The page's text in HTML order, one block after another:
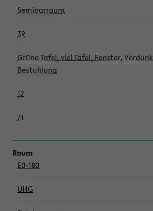
Seminarraum
39
Grüne Tafel, viel Tafel, Fenster,
Bestuhlung
12
71
E0-180
UHG